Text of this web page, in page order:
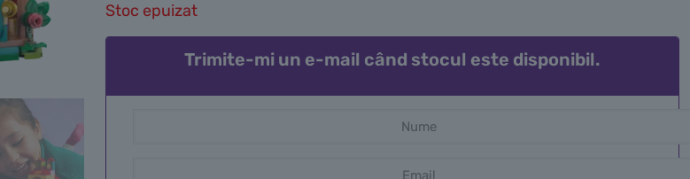
Stoc epuizat
Trimite-mi un e-mail când stocul este disponibil.